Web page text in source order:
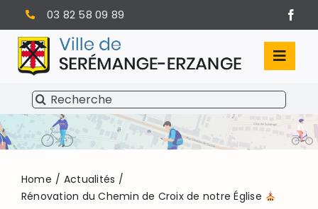
Passer
au
contenu
03 82 58 09 89
SÉRÉMANGE-ERZANGE
VIE MUNICIPALE
VIVRE À SERÉMANGE-ERZANGE
Rechercher:
Home
Actualités
Rénovation du Chemin de Croix de notre Église